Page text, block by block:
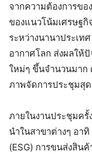
จากความต้องการข
ของแนวโน้มเศรษฐ
ระหว่างนานาประเ
อากาศโลก ส่งผลให้
ใหม่ๆ ขึ้นจำนวนมาก
ภาพจัดการประชุมสุ
ภายในงานประชุมครั้
นำในสาขาต่างๆ อา
(ESG) การขนส่งสิน